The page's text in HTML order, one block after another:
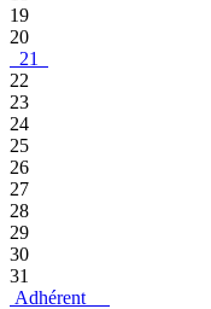
19
20
21
22
23
24
25
26
27
28
29
30
31
Adhérent